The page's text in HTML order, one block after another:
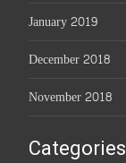
January 2019
December 2018
November 2018
Categories